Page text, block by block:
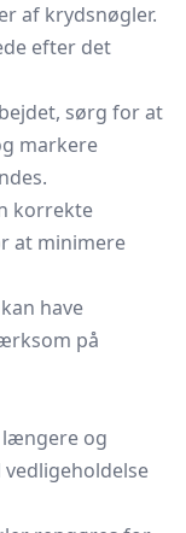
af krydsnøgler.
efter det
sørg for at
markere
korrekte
at minimere
have
på
og